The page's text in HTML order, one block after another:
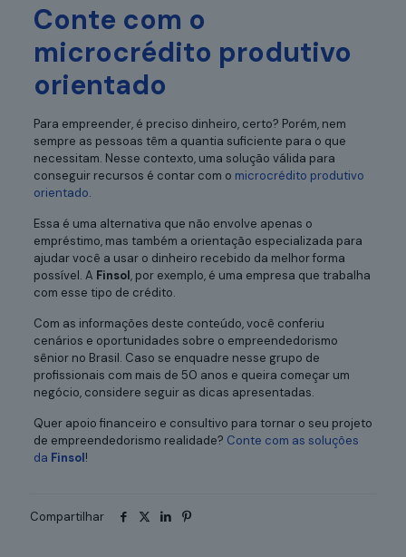
Conte com o
microcrédito produtivo
orientado
Para empreender, é preciso dinheiro, certo? Porém, nem
sempre as pessoas têm a quantia suficiente para o que
necessitam. Nesse contexto, uma solução válida para
conseguir recursos é contar com o microcrédito produtivo
orientado.
Essa é uma alternativa que não envolve apenas o
empréstimo, mas também a orientação especializada para
ajudar você a usar o dinheiro recebido da melhor forma
possível. A Finsol, por exemplo, é uma empresa que trabalha
com esse tipo de crédito.
Com as informações deste conteúdo, você conferiu
cenários e oportunidades sobre o empreendedorismo
sênior no Brasil. Caso se enquadre nesse grupo de
profissionais com mais de 50 anos e queira começar um
negócio, considere seguir as dicas apresentadas.
Quer apoio financeiro e consultivo para tornar o seu projeto
de empreendedorismo realidade? Conte com as soluções
da Finsol!
Compartilhar